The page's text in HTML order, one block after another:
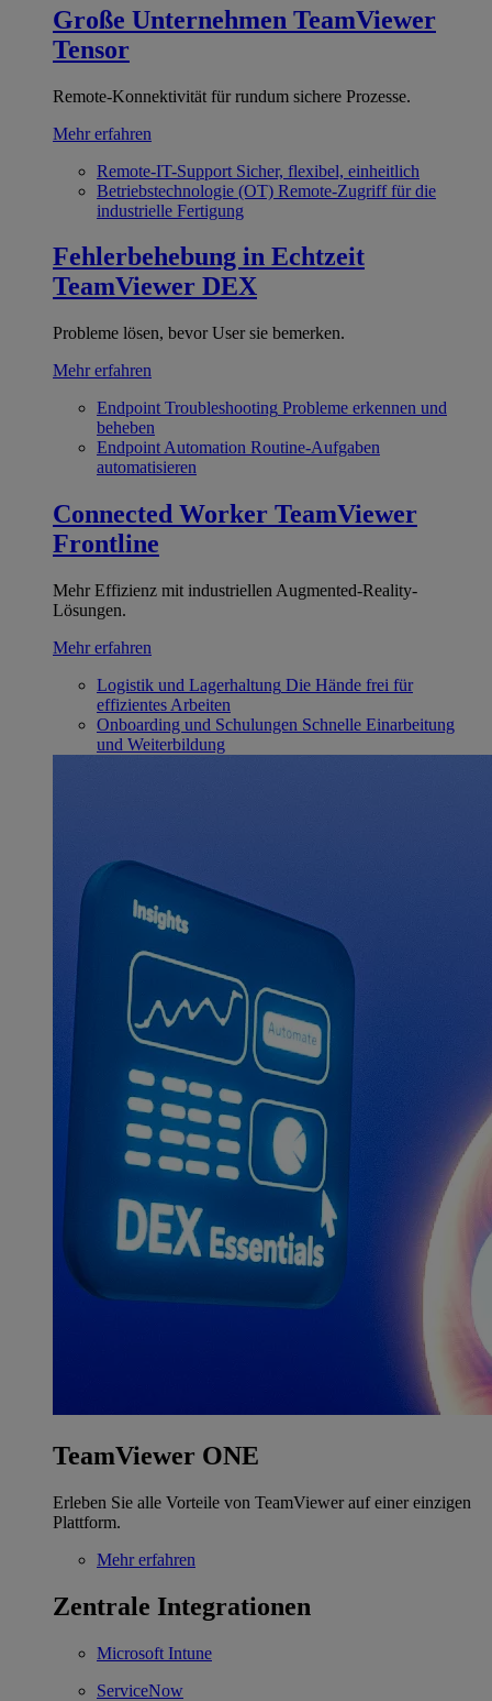
Große Unternehmen TeamViewer
Tensor
Remote-Konnektivität für rundum sichere Prozesse.
Mehr erfahren
Remote-IT-Support Sicher, flexibel, einheitlich
Betriebstechnologie (OT) Remote-Zugriff für die
industrielle Fertigung
Fehlerbehebung in Echtzeit
TeamViewer DEX
Probleme lösen, bevor User sie bemerken.
Mehr erfahren
Endpoint Troubleshooting Probleme erkennen und
beheben
Endpoint Automation Routine-Aufgaben
automatisieren
Connected Worker TeamViewer
Frontline
Mehr Effizienz mit industriellen Augmented-Reality-
Lösungen.
Mehr erfahren
Logistik und Lagerhaltung Die Hände frei für
effizientes Arbeiten
Onboarding und Schulungen Schnelle Einarbeitung
und Weiterbildung
TeamViewer ONE
Erleben Sie alle Vorteile von TeamViewer auf einer einzigen
Plattform.
Mehr erfahren
Zentrale Integrationen
Microsoft Intune
ServiceNow